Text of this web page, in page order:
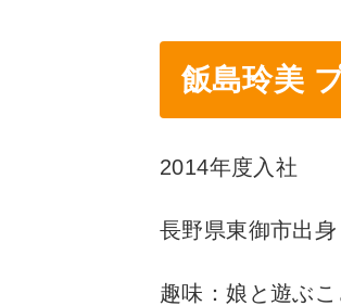
飯島玲美
2014年度入社
長野県東御市出身
趣味：娘と遊ぶ